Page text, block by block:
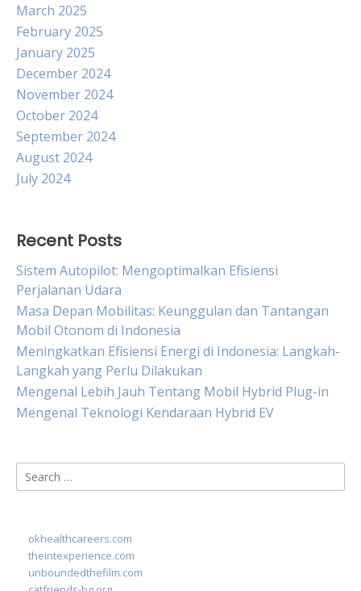
March 2025
February 2025
January 2025
December 2024
November 2024
October 2024
September 2024
August 2024
July 2024
Recent Posts
Sistem Autopilot: Mengoptimalkan Efisiensi
Perjalanan Udara
Masa Depan Mobilitas: Keunggulan dan Tantangan
Mobil Otonom di Indonesia
Meningkatkan Efisiensi Energi di Indonesia: Langkah-
Langkah yang Perlu Dilakukan
Mengenal Lebih Jauh Tentang Mobil Hybrid Plug-in
Mengenal Teknologi Kendaraan Hybrid EV
Search
for:
okhealthcareers.com
theintexperience.com
unboundedthefilm.com